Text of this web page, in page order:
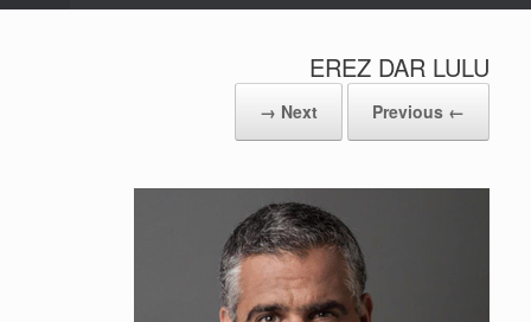
EREZ DAR LULU
← Previous
Next →